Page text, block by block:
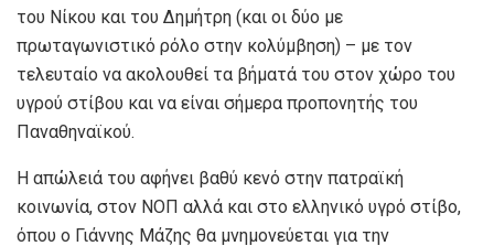
του Νίκου και του Δημήτρη (και οι δύο με
πρωταγωνιστικό ρόλο στην κολύμβηση) – με τον
τελευταίο να ακολουθεί τα βήματά του στον χώρο του
υγρού στίβου και να είναι σήμερα προπονητής του
Παναθηναϊκού.
Η απώλειά του αφήνει βαθύ κενό στην πατραϊκή
κοινωνία, στον ΝΟΠ αλλά και στο ελληνικό υγρό στίβο,
όπου ο Γιάννης Μάζης θα μνημονεύεται για την